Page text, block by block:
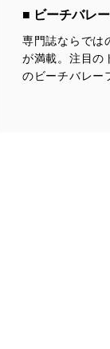
個人情
当社
漏え
ア
■ ビーチバレ
専門誌ならでは
が満載。注目の
のビーチバレー